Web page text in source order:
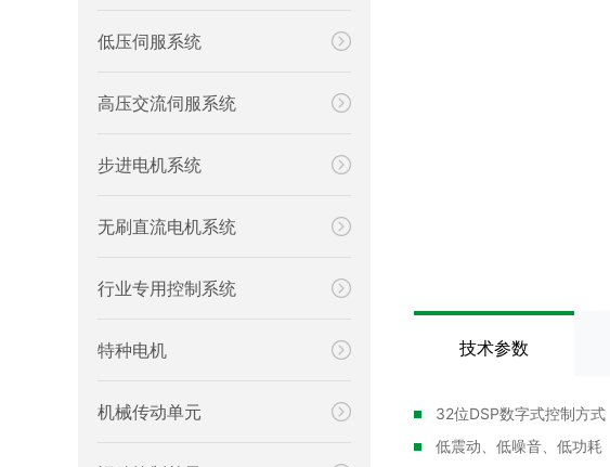
低压伺服系统
高压交流伺服系统
步进电机系统
无刷直流电机系统
行业专用控制系统
特种电机
机械传动单元
技术参数
32位DSP数字式控制方式
低震动、低噪音、低功耗